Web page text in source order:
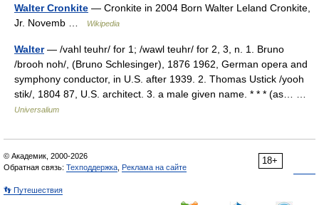
Walter Cronkite — Cronkite in 2004 Born Walter Leland Cronkite,
Jr. Novemb …
Wikipedia
Walter— /vahl teuhr/ for 1; /wawl teuhr/ for 2, 3, n. 1. Bruno
/brooh noh/, (Bruno Schlesinger), 1876 1962, German opera and
symphony conductor, in U.S. after 1939. 2. Thomas Ustick /yooh
stik/, 1804 87, U.S. architect. 3. a male given name. * * * (as… …
Universalium
18+
© Академик, 2000-2026
Обратная связь: Техподдержка Реклама на сайте
👣 Путешествия